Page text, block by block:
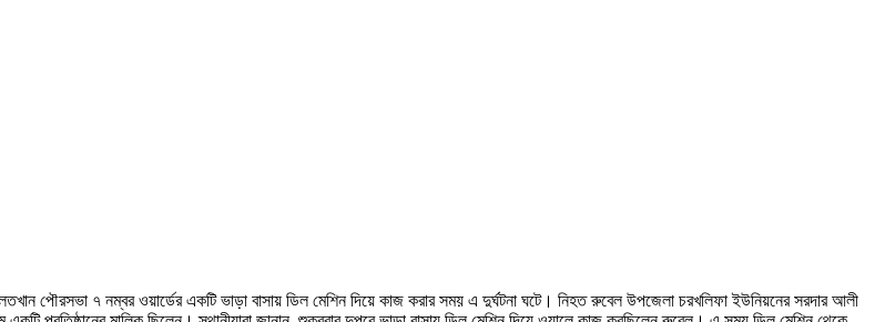
পৌরসভা ৭ নম্বর ওয়ার্ডের একটি ভাড়া বাসায় ডিল মেশিন দিয়ে কাজ করার সময় এ দুর্ঘটনা ঘটে। নিহত রুবেল উপজেলা চরখলিফা ইউনিয়নের সরদার আলী